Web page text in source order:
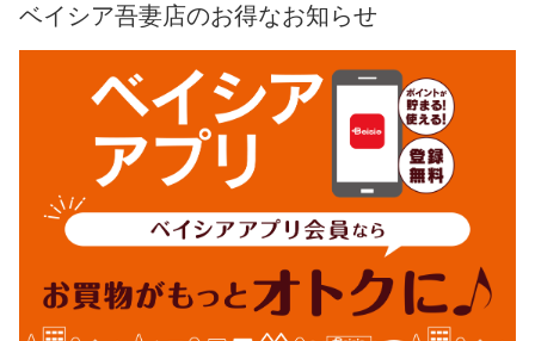
ベイシア吾妻店のお得なお知らせ